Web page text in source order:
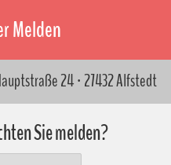
Melden
24 · 27432 Alfstedt
Sie melden?